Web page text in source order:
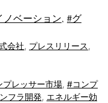
ノベーション, #グ
会社, プレスリリース,
プレッサー市場, #コンプ
フラ開発, エネルギー効